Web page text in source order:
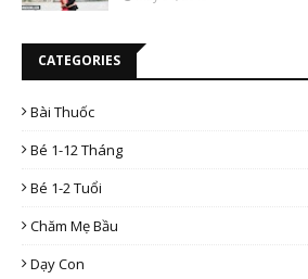
CATEGORIES
Bài Thuốc
Bé 1-12 Tháng
Bé 1-2 Tuổi
Chăm Mẹ Bầu
Dạy Con